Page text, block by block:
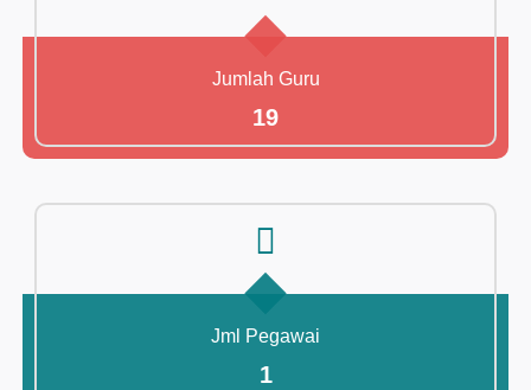
Jumlah Guru
19
Jml Pegawai
1